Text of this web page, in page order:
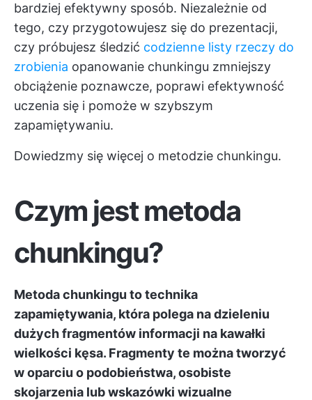
bardziej efektywny sposób. Niezależnie od
tego, czy przygotowujesz się do prezentacji,
czy próbujesz śledzić codzienne listy rzeczy do
zrobienia opanowanie chunkingu zmniejszy
obciążenie poznawcze, poprawi efektywność
uczenia się i pomoże w szybszym
zapamiętywaniu.
Dowiedzmy się więcej o metodzie chunkingu.
Czym jest metoda
chunkingu?
Metoda chunkingu to technika
zapamiętywania, która polega na dzieleniu
dużych fragmentów informacji na kawałki
wielkości kęsa. Fragmenty te można tworzyć
w oparciu o podobieństwa, osobiste
skojarzenia lub wskazówki wizualne